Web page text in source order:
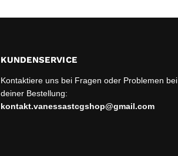
KUNDENSERVICE
Kontaktiere uns bei Fragen oder Problemen bei
deiner Bestellung:
kontakt.vanessastcgshop@gmail.com